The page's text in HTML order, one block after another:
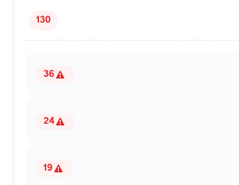
130
36
24
19